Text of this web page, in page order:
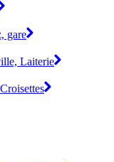
gare
Laiterie